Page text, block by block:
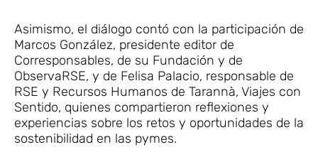
Asimismo, el diálogo contó con la participación de
Marcos González, presidente editor de
Corresponsables, de su Fundación y de
ObservaRSE, y de Felisa Palacio, responsable de
RSE y Recursos Humanos de Tarannà, Viajes con
Sentido, quienes compartieron reflexiones y
experiencias sobre los retos y oportunidades de la
sostenibilidad en las pymes.